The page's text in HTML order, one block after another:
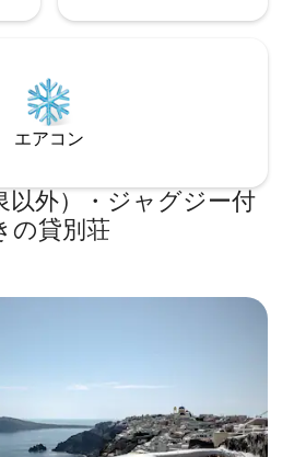
エアコン
以外）・ジャグジー付
の貸別荘